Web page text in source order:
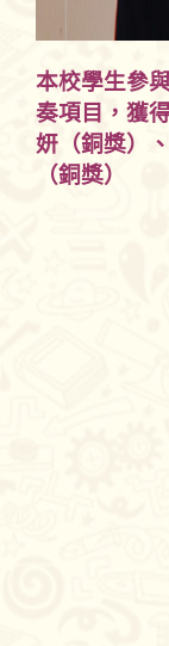
本校學生參
奏項目，獲
妍（銅獎）
（銅獎）